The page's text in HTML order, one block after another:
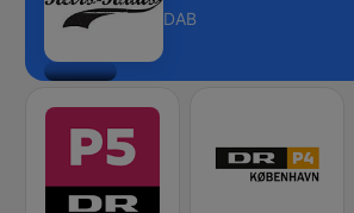
DAB